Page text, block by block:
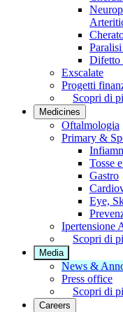
Difetto
Exscalate
Progetti
Scopri di
Medicines
Oftalmologia
Primary &
Tosse
Gastro
Eye,
Ipertensione
Scopri di
Media
News &
Press office
Scopri di
Careers